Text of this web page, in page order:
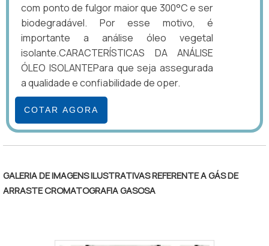
com ponto de fulgor maior que 300°C e ser
biodegradável. Por esse motivo, é
importante a análise óleo vegetal
isolante.CARACTERÍSTICAS DA ANÁLISE
ÓLEO ISOLANTEPara que seja assegurada
a qualidade e confiabilidade de oper.
COTAR AGORA
GALERIA DE IMAGENS ILUSTRATIVAS REFERENTE A GÁS DE
ARRASTE CROMATOGRAFIA GASOSA